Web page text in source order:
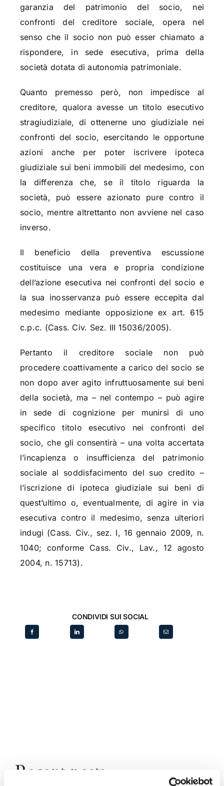
garanzia del patrimonio del socio, nei
confronti del creditore sociale, opera nel
senso che il socio non può esser chiamato a
rispondere, in sede esecutiva, prima della
società dotata di autonomia patrimoniale.
Quanto premesso però, non impedisce al
creditore, qualora avesse un titolo esecutivo
stragiudiziale, di ottenerne uno giudiziale nei
confronti del socio, esercitando le opportune
azioni anche per poter iscrivere ipoteca
giudiziale sui beni immobili del medesimo, con
la differenza che, se il titolo riguarda la
società, può essere azionato pure contro il
socio, mentre altrettanto non avviene nel caso
inverso.
Il beneficio della preventiva escussione
costituisce una vera e propria condizione
dell’azione esecutiva nei confronti del socio e
la sua inosservanza può essere eccepita dal
medesimo mediante opposizione ex art. 615
c.p.c. (Cass. Civ. Sez. III 15036/2005).
Pertanto il creditore sociale non può
procedere coattivamente a carico del socio se
non dopo aver agito infruttuosamente sui beni
della società, ma – nel contempo – può agire
in sede di cognizione per munirsi di uno
specifico titolo esecutivo nei confronti del
socio, che gli consentirà – una volta accertata
l’incapienza o insufficienza del patrimonio
sociale al soddisfacimento del suo credito –
l’iscrizione di ipoteca giudiziale sui beni di
quest’ultimo o, eventualmente, di agire in via
esecutiva contro il medesimo, senza ulteriori
indugi (Cass. Civ., sez. I, 16 gennaio 2009, n.
1040; conforme Cass. Civ., Lav., 12 agosto
2004, n. 15713).
CONDIVIDI SUI SOCIAL
Recent posts